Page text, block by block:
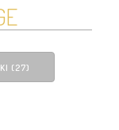
(27)